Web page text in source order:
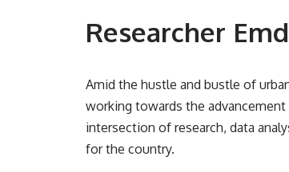
Researcher
Amid the hustle and bustle of
working towards the
intersection of research, data
for the country.